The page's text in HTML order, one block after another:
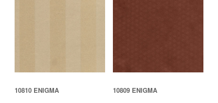
10810 ENIGMA 10809 ENIGMA